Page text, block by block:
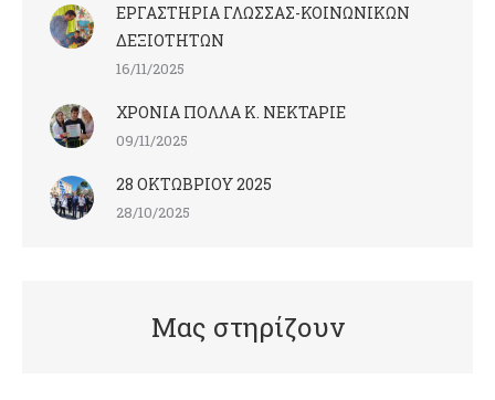
ΕΡΓΑΣΤΗΡΙΑ ΓΛΩΣΣΑΣ-ΚΟΙΝΩΝΙΚΩΝ
ΔΕΞΙΟΤΗΤΩΝ
16/11/2025
ΧΡΟΝΙΑ ΠΟΛΛΑ Κ. ΝΕΚΤΑΡΙΕ
09/11/2025
28 ΟΚΤΩΒΡΙΟΥ 2025
28/10/2025
Μας στηρίζουν